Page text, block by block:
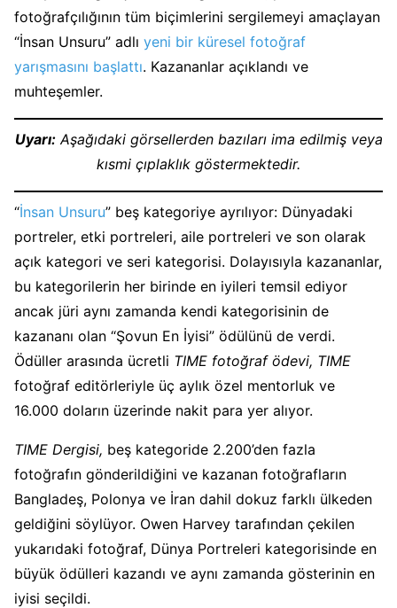
fotoğrafçılığının tüm biçimlerini sergilemeyi amaçlayan
“İnsan Unsuru” adlı yeni bir küresel fotoğraf
yarışmasını başlattı. Kazananlar açıklandı ve
muhteşemler.
Uyarı:Aşağıdaki görsellerden bazıları ima edilmiş veya
kısmi çıplaklık göstermektedir.
“İnsan Unsuru” beş kategoriye ayrılıyor: Dünyadaki
portreler, etki portreleri, aile portreleri ve son olarak
açık kategori ve seri kategorisi. Dolayısıyla kazananlar,
bu kategorilerin her birinde en iyileri temsil ediyor
ancak jüri aynı zamanda kendi kategorisinin de
kazananı olan “Şovun En İyisi” ödülünü de verdi.
Ödüller arasında ücretli TIME fotoğraf ödevi, TIME
fotoğraf editörleriyle üç aylık özel mentorluk ve
16.000 doların üzerinde nakit para yer alıyor.
TIME Dergisi, beş kategoride 2.200’den fazla
fotoğrafın gönderildiğini ve kazanan fotoğrafların
Bangladeş, Polonya ve İran dahil dokuz farklı ülkeden
geldiğini söylüyor. Owen Harvey tarafından çekilen
yukarıdaki fotoğraf, Dünya Portreleri kategorisinde en
büyük ödülleri kazandı ve aynı zamanda gösterinin en
iyisi seçildi.